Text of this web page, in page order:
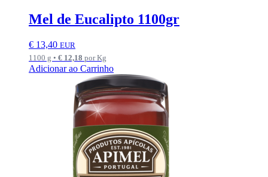
Mel de Eucalipto 1100gr
€ 13,40 EUR
1100 g • € 12,18 por Kg
Adicionar ao Carrinho